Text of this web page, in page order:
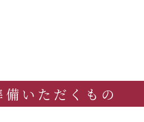
備いただくもの